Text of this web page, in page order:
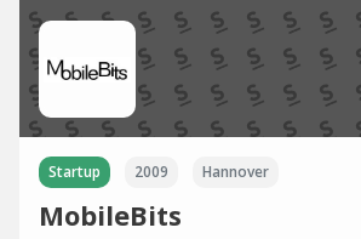
Startup 2009 Hannover
MobileBits